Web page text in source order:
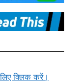
क्लिक करें।